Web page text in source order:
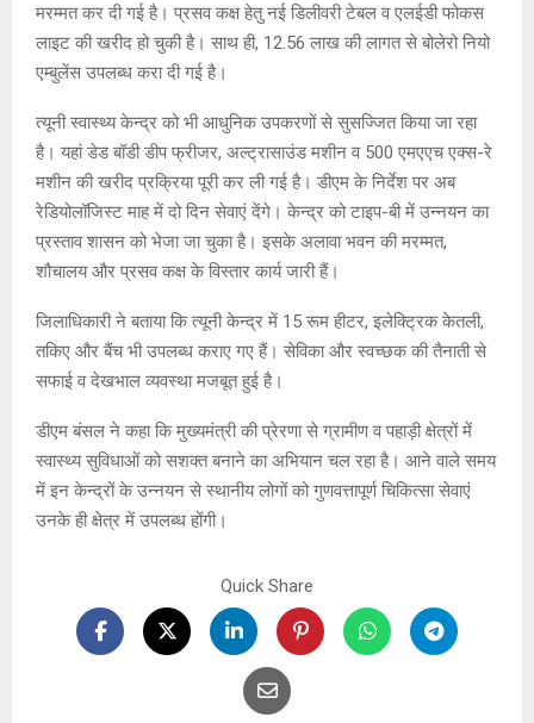
मरम्मत कर दी गई है। प्रसव कक्ष हेतु नई डिलीवरी टेबल व एलईडी फोकस
लाइट की खरीद हो चुकी है। साथ ही, 12.56 लाख की लागत से बोलेरो नियो
एम्बुलेंस उपलब्ध करा दी गई है।
त्यूनी स्वास्थ्य केन्द्र को भी आधुनिक उपकरणों से सुसज्जित किया जा रहा
है। यहां डेड बॉडी डीप फ्रीजर, अल्ट्रासाउंड मशीन व 500 एमएएच एक्स-रे
मशीन की खरीद प्रक्रिया पूरी कर ली गई है। डीएम के निर्देश पर अब
रेडियोलॉजिस्ट माह में दो दिन सेवाएं देंगे। केन्द्र को टाइप-बी में उन्नयन का
प्रस्ताव शासन को भेजा जा चुका है। इसके अलावा भवन की मरम्मत,
शौचालय और प्रसव कक्ष के विस्तार कार्य जारी हैं।
जिलाधिकारी ने बताया कि त्यूनी केन्द्र में 15 रूम हीटर, इलेक्ट्रिक केतली,
तकिए और बैंच भी उपलब्ध कराए गए हैं। सेविका और स्वच्छक की तैनाती से
सफाई व देखभाल व्यवस्था मजबूत हुई है।
डीएम बंसल ने कहा कि मुख्यमंत्री की प्रेरणा से ग्रामीण व पहाड़ी क्षेत्रों में
स्वास्थ्य सुविधाओं को सशक्त बनाने का अभियान चल रहा है। आने वाले समय
में इन केन्द्रों के उन्नयन से स्थानीय लोगों को गुणवत्तापूर्ण चिकित्सा सेवाएं
उनके ही क्षेत्र में उपलब्ध होंगी।
Quick Share